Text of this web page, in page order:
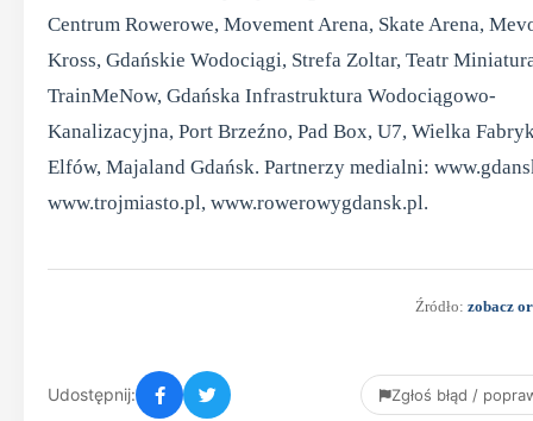
Centrum Rowerowe, Movement Arena, Skate Arena,
Kross, Gdańskie Wodociągi, Strefa Zoltar, Teatr
TrainMeNow, Gdańska Infrastruktura Wodociągowo-
Kanalizacyjna, Port Brzeźno, Pad Box, U7, Wielka
Elfów, Majaland Gdańsk. Partnerzy medialni:
www.trojmiasto.pl, www.rowerowygdansk.pl.
Źródło: zobacz
Udostępnij: Zgłoś błąd /